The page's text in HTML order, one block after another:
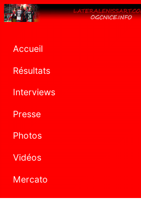
Accueil
Résultats
Interviews
Presse
Photos
Vidéos
Mercato